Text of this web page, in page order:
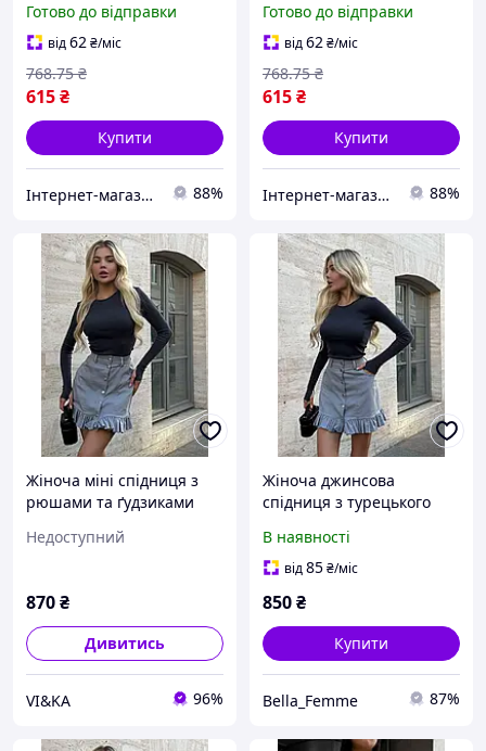
арт 321 зелена висока
талія міні длина
Готово до відправки
від62₴/міс
615₴
768.75 ₴
Купити
Інтернет-магазин Min Price 88%
висока талія арт 321
Готово до відправки
від62₴/міс
615₴
768.75 ₴
Купити
Інтернет-магазин Min Price 88%
Жіноча міні спідниця з
рюшами та ґудзиками
Недоступний
870₴
Дивитись
VI&KA 96%
Жіноча джинсова
спідниця з турецького
планкою на ґудзиках
В наявності
від85₴/міс
850₴
Купити
Bella_Femme 87%